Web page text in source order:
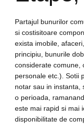
Partajul bunurilor
si costisitoare
exista imobile,
principiu, bunurile
considerate comune,
personale etc.). Sotii
notar sau in instanta,
o perioada,
este mai rapid si mai
disponibilitate de